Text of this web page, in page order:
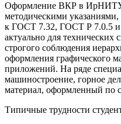
Оформление ВКР в ИрНИТУ
методическими
к ГОСТ 7.32, ГОСТ Р 7.0.5
актуально для технических
строгого соблюдения
оформления графического
приложений. На ряде
машиностроение, горное
материал, оформленный по
Типичные трудности